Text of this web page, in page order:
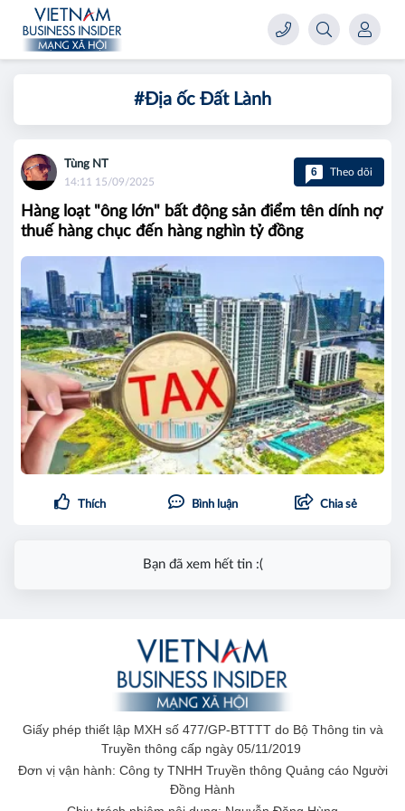
#Địa ốc Đất Lành
Tùng NT
14:11 15/09/2025
6 Theo dõi
Hàng loạt "ông lớn" bất động sản điểm tên dính nợ
thuế hàng chục đến hàng nghìn tỷ đồng
Thích Bình luận Chia sẻ
Bạn đã xem hết tin :(
Giấy phép thiết lập MXH số 477/GP-BTTTT do Bộ Thông tin và
Truyền thông cấp ngày 05/11/2019
Đơn vị vận hành: Công ty TNHH Truyền thông Quảng cáo Người
Đồng Hành